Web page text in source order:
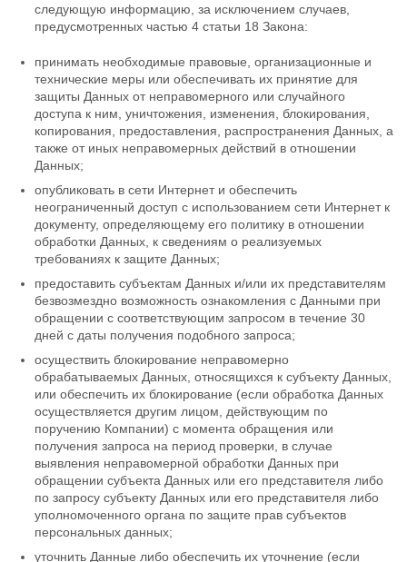
следующую информацию, за исключением случаев,
предусмотренных частью 4 статьи 18 Закона:
принимать необходимые правовые, организационные и
технические меры или обеспечивать их принятие для
защиты Данных от неправомерного или случайного
доступа к ним, уничтожения, изменения, блокирования,
копирования, предоставления, распространения Данных, а
также от иных неправомерных действий в отношении
Данных;
опубликовать в сети Интернет и обеспечить
неограниченный доступ с использованием сети Интернет к
документу, определяющему его политику в отношении
обработки Данных, к сведениям о реализуемых
требованиях к защите Данных;
предоставить субъектам Данных и/или их представителям
безвозмездно возможность ознакомления с Данными при
обращении с соответствующим запросом в течение 30
дней с даты получения подобного запроса;
осуществить блокирование неправомерно
обрабатываемых Данных, относящихся к субъекту Данных,
или обеспечить их блокирование (если обработка Данных
осуществляется другим лицом, действующим по
поручению Компании) с момента обращения или
получения запроса на период проверки, в случае
выявления неправомерной обработки Данных при
обращении субъекта Данных или его представителя либо
по запросу субъекту Данных или его представителя либо
уполномоченного органа по защите прав субъектов
персональных данных;
уточнить Данные либо обеспечить их уточнение (если